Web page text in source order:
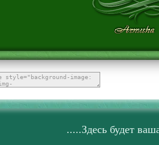
.....Здесь будет